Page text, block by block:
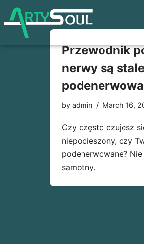
Skip
Przewodnik
nerwy są stale
by admin March 16,
Czy często czujesz
niepocieszony, czy
podenerwowane?
samotny.